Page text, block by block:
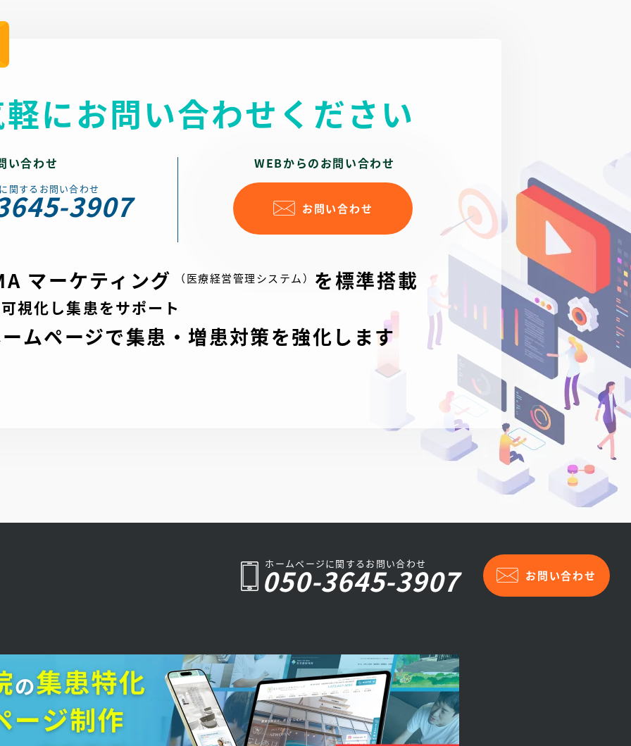
にお問い合わせください
い合わせ
関するお問い合わせ3907
WEBからのお問い合わせ
お問い合わせ
マーケティング （医療経営管理システム） を標準搭載
視化し集患をサポート
ムページで集患・増患対策を強化します
ホームページに関するお問い合わせ
050-3645-3907 お問い合わせ